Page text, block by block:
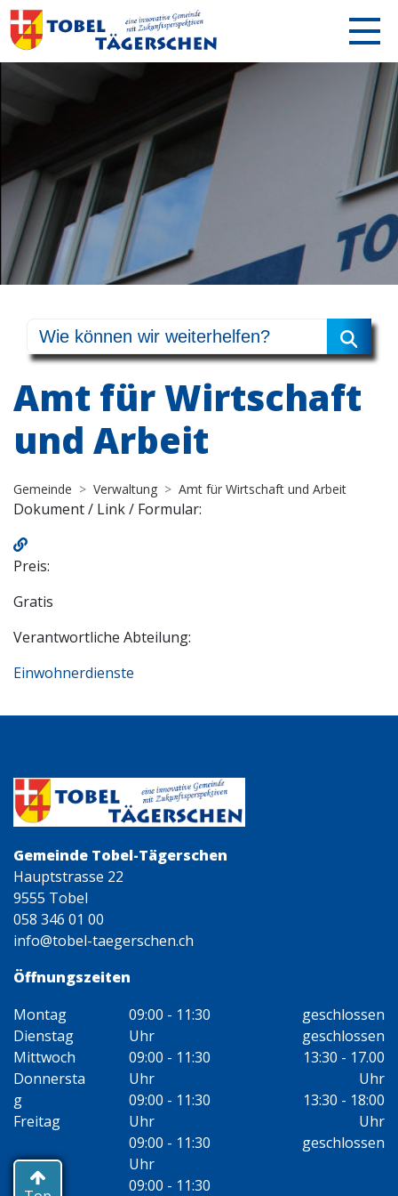
Amt für Wirtschaft
und Arbeit
Gemeinde Verwaltung Amt für Wirtschaft und Arbeit
Dokument / Link / Formular:
Preis:
Gratis
Verantwortliche Abteilung:
Einwohnerdienste
Öffnungszeiten
Gemeinde Tobel-Tägerschen
Hauptstrasse 22
9555 Tobel
058 346 01 00
info@tobel-taegerschen.ch
Montag
Dienstag
Mittwoch
Donnersta
g
Freitag
09:00 - 11:30
Uhr
09:00 - 11:30
Uhr
09:00 - 11:30
Uhr
09:00 - 11:30
Uhr
09:00 - 11:30
geschlossen
geschlossen
13:30 - 17.00
Uhr
13:30 - 18:00
Uhr
geschlossen